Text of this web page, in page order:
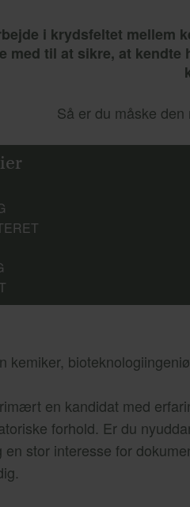
i krydsfeltet mellem
med til at sikre, at kendte
Så er du måske
kemiker,
en kandidat med
forhold. Er du
en stor interesse for